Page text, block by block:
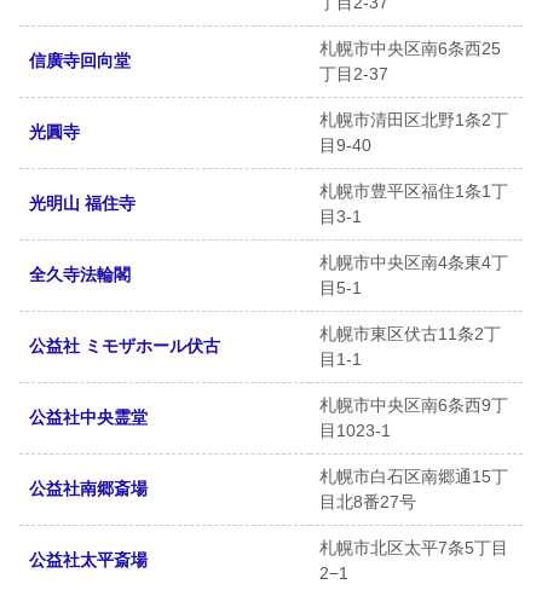
信廣寺回向堂
札幌市中央区南6条西25
丁目2-37
光圓寺
札幌市清田区北野1条2丁
目9-40
光明山 福住寺
札幌市豊平区福住1条1丁
目3-1
全久寺法輪閣
札幌市中央区南4条東4丁
目5-1
公益社 ミモザホール伏古
札幌市東区伏古11条2丁
目1-1
公益社中央霊堂
札幌市中央区南6条西9丁
目1023-1
公益社南郷斎場
札幌市白石区南郷通15丁
目北8番27号
公益社太平斎場
札幌市北区太平7条5丁目
2−1